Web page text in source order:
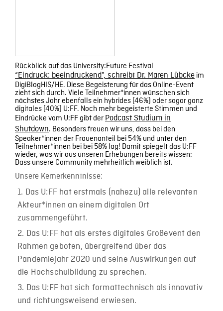
Rückblick auf das University:Future Festival
“Eindruck: beeindruckend”, schreibt Dr. Maren Lübcke im
DigiBlogHIS/HE. Diese Begeisterung für das Online-Event
zieht sich durch. Viele Teilnehmer*innen wünschen sich
nächstes Jahr ebenfalls ein hybrides (46%) oder sogar ganz
digitales (40%) U:FF. Noch mehr begeisterte Stimmen und
Eindrücke vom U:FF gibt derPodcast Studium in
Shutdown. Besonders freuen wir uns, dass bei den
Speaker*innen der Frauenanteil bei 54% und unter den
Teilnehmer*innen bei bei 58% lag! Damit spiegelt das U:FF
wieder, was wir aus unseren Erhebungen bereits wissen:
Dass unsere Community mehrheitlich weiblich ist.
Unsere Kernerkenntnisse:
Das U:FF hat erstmals (nahezu) alle relevanten
Akteur*innen an einem digitalen Ort
zusammengeführt.
Das U:FF hat als erstes digitales Großevent den
Rahmen geboten, übergreifend über das
Pandemiejahr 2020 und seine Auswirkungen auf
die Hochschulbildung zu sprechen.
Das U:FF hat sich formattechnisch als innovativ
und richtungsweisend erwiesen.